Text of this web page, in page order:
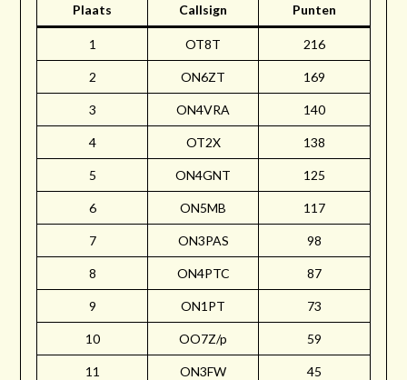
Plaats Callsign Punten
1 OT8T 216
2 ON6ZT 169
3 ON4VRA 140
4 OT2X 138
5 ON4GNT 125
6 ON5MB 117
7 ON3PAS 98
8 ON4PTC 87
9 ON1PT 73
10 OO7Z/p 59
11 ON3FW 45